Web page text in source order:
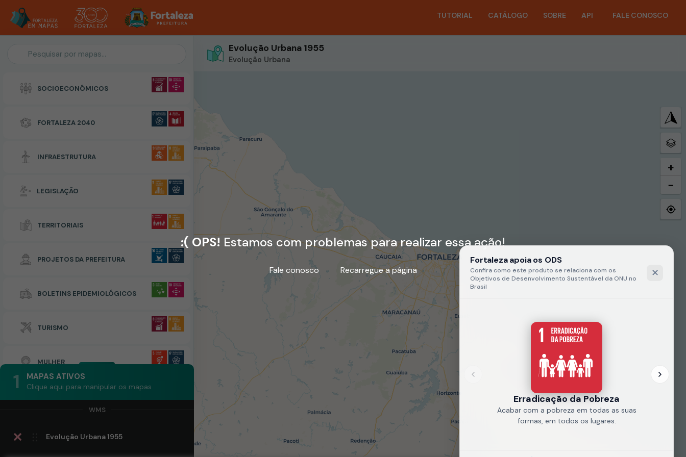
TUTORIAL CATÁLOGO SOBRE API FALE CONOSCO
:( OPS! Estamos com problemas para realizar essa ação!
Fale conosco Recarregue a página
SOCIOECONÔMICOS
FORTALEZA 2040
INFRAESTRUTURA
LEGISLAÇÃO
TERRITORIAIS
PROJETOS DA PREFEITURA
BOLETINS EPIDEMIOLÓGICOS
TURISMO
MULHER
1 MAPAS ATIVOS
Clique aqui para manipular os mapas
Evolução Urbana 1955
Personalização do Mapa
Zonas Especiais de Interesse Social
Evolução Urbana 1955
Evolução Urbana
+
−